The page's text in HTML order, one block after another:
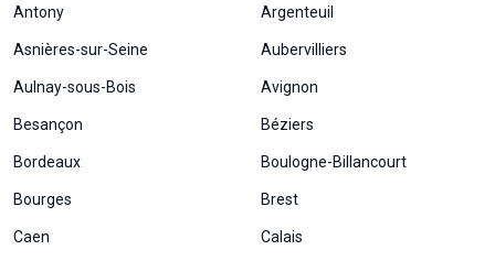
Antony Argenteuil
Asnières-sur-Seine Aubervilliers
Aulnay-sous-Bois Avignon
Besançon Béziers
Bordeaux Boulogne-Billancourt
Bourges Brest
Caen Calais